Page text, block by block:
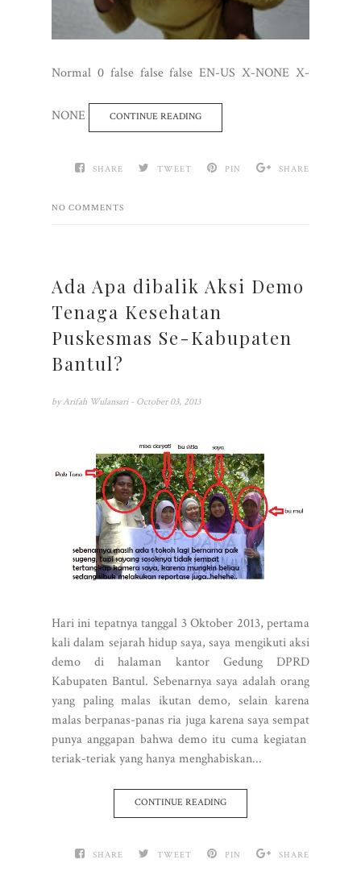
Normal 0 false false false EN-US X-NONE X-
NONE CONTINUE READING
SHARE TWEET PIN SHARE
NO COMMENTS
Ada Apa dibalik Aksi Demo
Tenaga Kesehatan
Puskesmas Se-Kabupaten
Bantul?
by Arifah Wulansari - October 03, 2013
Hari ini tepatnya tanggal 3 Oktober 2013, pertama
kali dalam sejarah hidup saya, saya mengikuti aksi
demo di halaman kantor Gedung DPRD
Kabupaten Bantul. Sebenarnya saya adalah orang
yang paling malas ikutan demo, selain karena
malas berpanas-panas ria juga karena saya sempat
punya anggapan bahwa demo itu cuma kegiatan
teriak-teriak yang hanya menghabiskan...
CONTINUE READING
SHARE TWEET PIN SHARE